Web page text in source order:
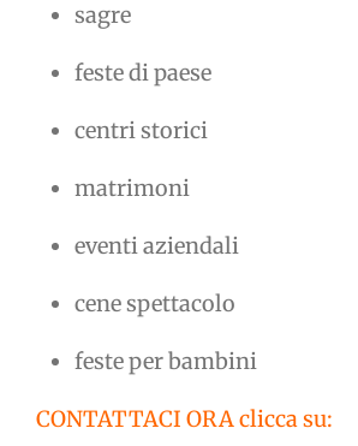
sagre
feste di paese
centri storici
matrimoni
eventi aziendali
cene spettacolo
feste per bambini
CONTATTACI ORA clicca su: